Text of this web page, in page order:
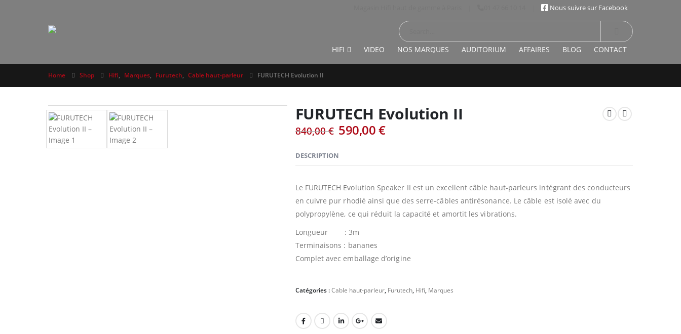
Nous suivre sur Facebook
HIFI VIDEO NOS MARQUES AUDITORIUM AFFAIRES BLOG CONTACT
Home Shop Hifi, Marques, Furutech, Cable haut-parleur FURUTECH Evolution II
FURUTECH Evolution II
840,00€ Le
prix
initial
était :
590,00€Le
est :
DESCRIPTION
Le FURUTECH Evolution Speaker II est un excellent câble haut-parleurs intégrant des conducteurs
en cuivre pur rhodié ainsi que des serre-câbles antirésonance. Le câble est isolé avec du
polypropylène, ce qui réduit la capacité et amortit les vibrations.
Longueur : 3m
Terminaisons : bananes
Complet avec emballage d’origine
Catégories :Cable haut-parleur, Furutech, Hifi, Marques